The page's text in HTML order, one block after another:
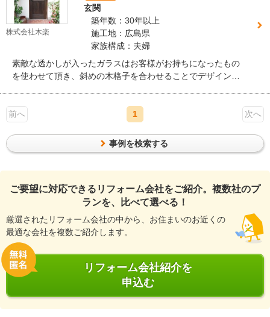
株式会社木楽
玄関
築年数：30年以上
施工地：広島県
家族構成：夫婦
素敵な透かしが入ったガラスはお客様がお持ちになったもの
を使わせて頂き、斜めの木格子を合わせることでデザイン性
しかも、ご自分で塗装のお手入れも出来るように仕上げてい
が無く、工事も半日で出来ます。
前へ 1 次へ
事例を検索する
ご要望に対応できるリフォーム会社をご紹介。複数社のプ
ランを、比べて選べる！
厳選されたリフォーム会社の中から、お住まいのお近くの
最適な会社を複数ご紹介します。
リフォーム会社紹介を
申込む